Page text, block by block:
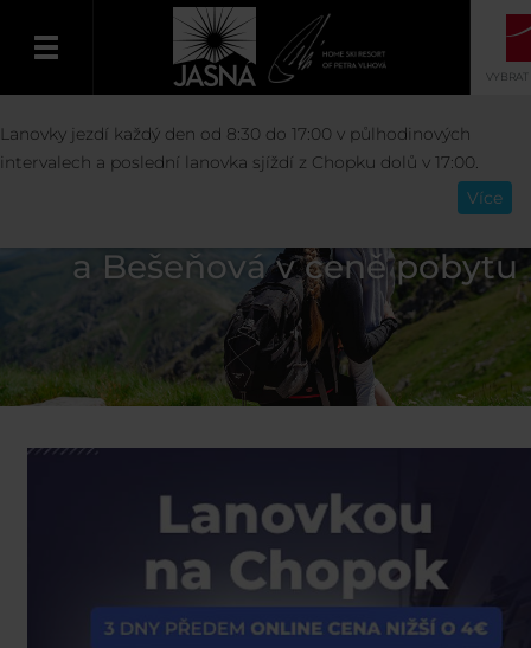
Čeština
VYBRAT
Lanovky a vodné parky
a Bešeňová v ceně pobytu
Lanovky jezdí každý den od 8:30 do 17:00 v půlhodinových
intervalech a poslední lanovka sjíždí z Chopku dolů v 17:00.
Více